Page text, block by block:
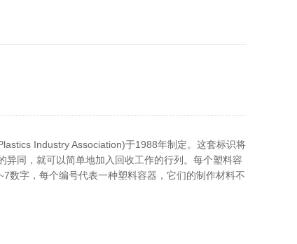
Industry Association)于1988年制定。这套标识将
同，就可以简单地加入回收工作的行列。每个塑料容
数字，每个编号代表一种塑料容器，它们的制作材料不